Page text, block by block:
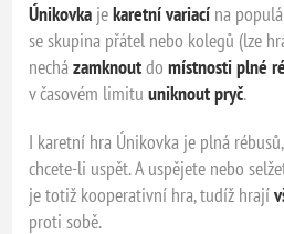
Únikovka jekaretní variací na
se skupina přátel nebo kolegů (lze
necházamknoutdomístnosti plné
v časovém limituuniknout pryč.
I karetní hra Únikovka je plná
chcete-li uspět. A uspějete nebo
je totiž kooperativní hra, tudíž hrají
proti sobě.